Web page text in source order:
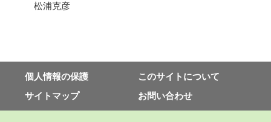
松浦克彦
個⼈情報の保護
このサイトについて
サイトマップ
お問い合わせ